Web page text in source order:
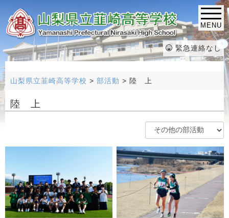
MENU
緊急連絡なし
山梨県立韮崎高等学校 > 部活動 > 陸 上
陸 上